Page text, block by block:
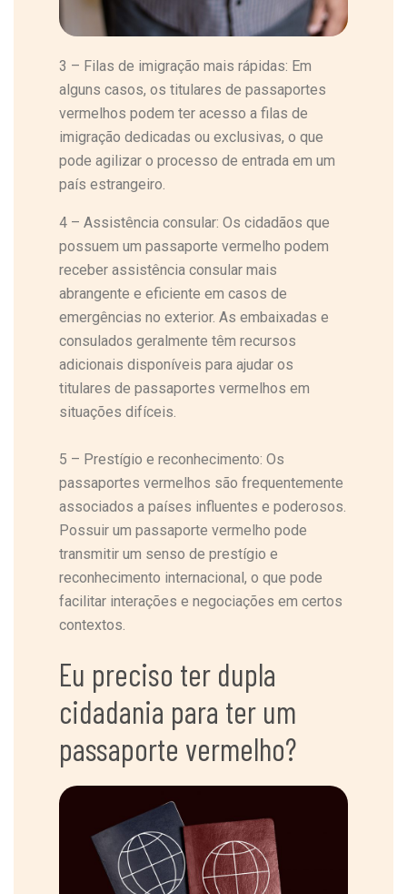
3 – Filas de imigração mais rápidas: Em
alguns casos, os titulares de passaportes
vermelhos podem ter acesso a filas de
imigração dedicadas ou exclusivas, o que
pode agilizar o processo de entrada em um
país estrangeiro.
4 – Assistência consular: Os cidadãos que
possuem um passaporte vermelho podem
receber assistência consular mais
abrangente e eficiente em casos de
emergências no exterior. As embaixadas e
consulados geralmente têm recursos
adicionais disponíveis para ajudar os
titulares de passaportes vermelhos em
situações difíceis.
5 – Prestígio e reconhecimento: Os
passaportes vermelhos são frequentemente
associados a países influentes e poderosos.
Possuir um passaporte vermelho pode
transmitir um senso de prestígio e
reconhecimento internacional, o que pode
facilitar interações e negociações em certos
contextos.
Eu preciso ter dupla
cidadania para ter um
passaporte vermelho?